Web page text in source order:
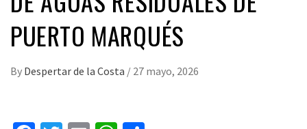
PUERTO MARQUÉS
By Despertar de la Costa / 27 mayo, 2026